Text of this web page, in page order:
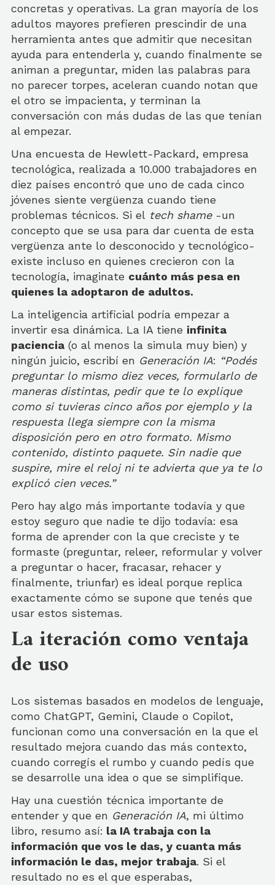
concretas y operativas. La gran mayoría de los
adultos mayores prefieren prescindir de una
herramienta antes que admitir que necesitan
ayuda para entenderla y, cuando finalmente se
animan a preguntar, miden las palabras para
no parecer torpes, aceleran cuando notan que
el otro se impacienta, y terminan la
conversación con más dudas de las que tenían
al empezar.
Una encuesta de Hewlett-Packard, empresa
tecnológica, realizada a 10.000 trabajadores en
diez países encontró que uno de cada cinco
jóvenes siente vergüenza cuando tiene
problemas técnicos. Si el tech shame-un
concepto que se usa para dar cuenta de esta
vergüenza ante lo desconocido y tecnológico-
existe incluso en quienes crecieron con la
tecnología, imaginate cuánto más pesa en
quienes la adoptaron de adultos.
La inteligencia artificial podría empezar a
invertir esa dinámica. La IA tiene infinita
paciencia (o al menos la simula muy bien) y
ningún juicio, escribí en Generación IA: “Podés
preguntar lo mismo diez veces, formularlo de
maneras distintas, pedir que te lo explique
como si tuvieras cinco años por ejemplo y la
respuesta llega siempre con la misma
disposición pero en otro formato. Mismo
contenido, distinto paquete. Sin nadie que
suspire, mire el reloj ni te advierta que ya te lo
explicó cien veces.”
Pero hay algo más importante todavía y que
estoy seguro que nadie te dijo todavía: esa
forma de aprender con la que creciste y te
formaste (preguntar, releer, reformular y volver
a preguntar o hacer, fracasar, rehacer y
finalmente, triunfar) es ideal porque replica
exactamente cómo se supone que tenés que
usar estos sistemas.
La iteración como ventaja
de uso
Los sistemas basados en modelos de lenguaje,
como ChatGPT, Gemini, Claude o Copilot,
funcionan como una conversación en la que el
resultado mejora cuando das más contexto,
cuando corregís el rumbo y cuando pedís que
se desarrolle una idea o que se simplifique.
Hay una cuestión técnica importante de
entender y que en Generación IA, mi último
libro, resumo así: la IA trabaja con la
información que vos le das, y cuanta más
información le das, mejor trabaja. Si el
resultado no es el que esperabas,